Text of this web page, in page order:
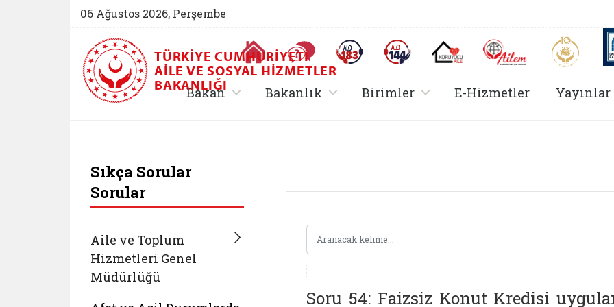
06 Ağustos 2026, Perşembe
Ana Sayfa Sıkça Sorulan SorularAlo 183 (yeni sekmede açılır)Alo 144 (yeni sekmede açılır)Koruyucu Aile (yeni sekmede açılır)
AİLEM İletişim Aile ve
TÜRKIYE CUMHURIYETI
AILE VE SOSYAL HIZMETLER
BAKANLIĞI
Bakan, alt menü içerir
Bakanlık , alt menü içerir
Birimler, alt menü içerir
E-Hizmetler Yayınlar
Sıkça Sorular
Sorular
Aile ve Toplum
Hizmetleri Genel
Müdürlüğü
Soru 54: Faizsiz Konut Kredisi